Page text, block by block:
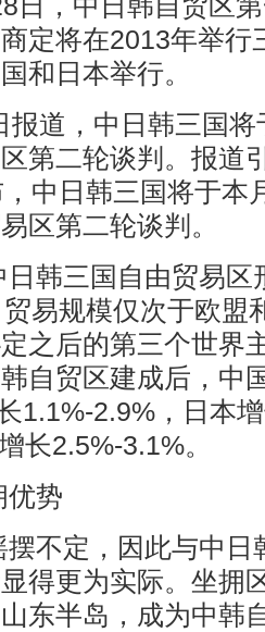
定将在2013年举行
和日本举行。
报道，中日韩三国
第二轮谈判。报道
中日韩三国将于本
区第二轮谈判。
韩三国自由贸易区
易规模仅次于欧盟
之后的第三个世界
自贸区建成后，中
1.1%-2.9%，日本
长2.5%-3.1%。
优势
摆不定，因此与中日
得更为实际。坐拥
东半岛，成为中韩